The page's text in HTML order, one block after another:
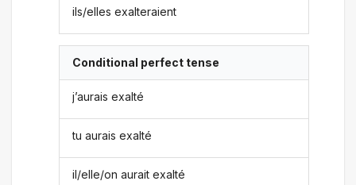
ils/elles exalteraient
Conditional perfect tense
j’aurais exalté
tu aurais exalté
il/elle/on aurait exalté